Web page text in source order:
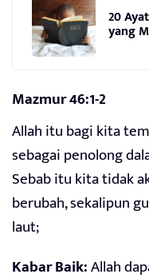
20
yang
Mazmur 46:1-2
Allah itu bagi kita
sebagai penolong
Sebab itu kita tidak
berubah, sekalipun
laut;
Kabar Baik:Allah